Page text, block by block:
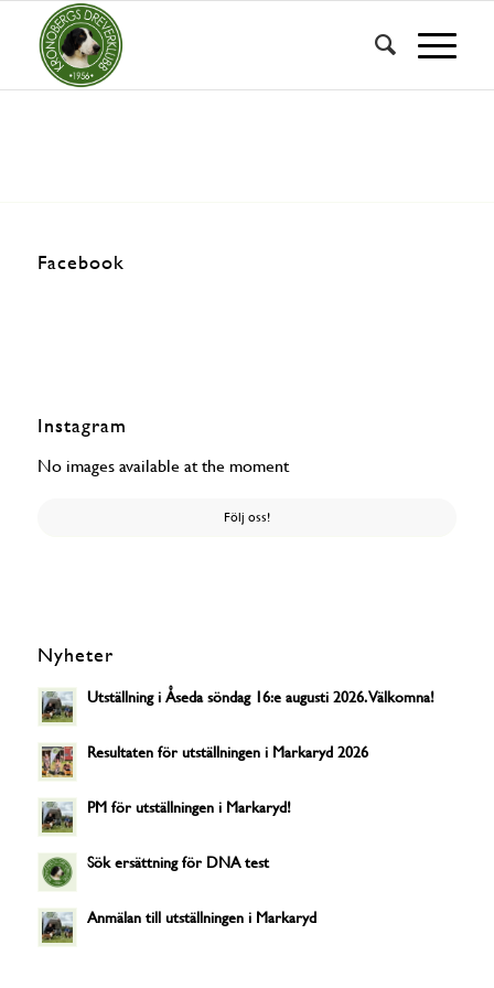
Facebook
Instagram
No images available at the moment
Följ oss!
Nyheter
Utställning i Åseda söndag 16:e augusti 2026. Välkomna!
Resultaten för utställningen i Markaryd 2026
PM för utställningen i Markaryd!
Sök ersättning för DNA test
Anmälan till utställningen i Markaryd